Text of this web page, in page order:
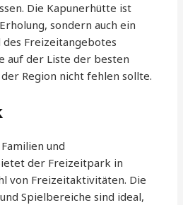
Die Kapunerhütte ist
sondern auch ein
Freizeitangebotes
auf der Liste der besten
Region nicht fehlen sollte.
und
der Freizeitpark in
von Freizeitaktivitäten. Die
Spielbereiche sind ideal,